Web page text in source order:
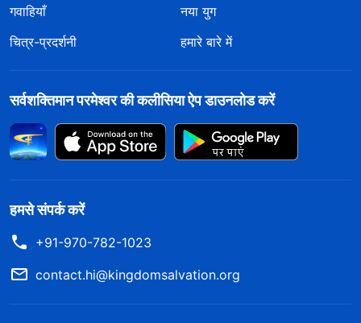
गवाहियाँ
नया युग
चित्र-प्रदर्शनी
हमारे बारे में
सर्वशक्तिमान परमेश्वर की कलीसिया ऐप डाउनलोड करें
हमसे संपर्क करें
+91-970-782-1023
contact.hi@kingdomsalvation.org